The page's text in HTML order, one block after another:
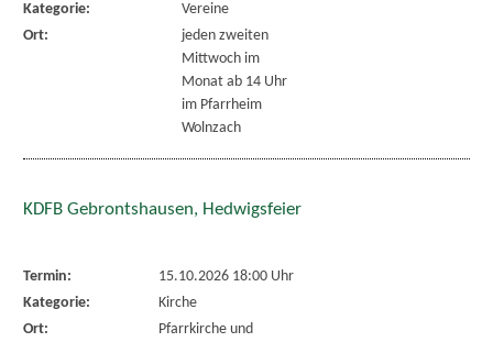
Kategorie:
Vereine
Ort:
jeden zweiten
Mittwoch im
Monat ab 14 Uhr
im Pfarrheim
Wolnzach
KDFB Gebrontshausen, Hedwigsfeier
Termin:
15.10.2026 18:00 Uhr
Kategorie:
Kirche
Ort:
Pfarrkirche und